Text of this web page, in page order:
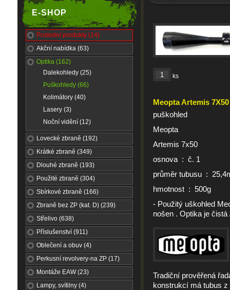
E-SHOP
Poslední produkty (14)
Akční nabídka (63)
Optika (162)
Dalekohledy (25)
Puškohledy (66)
Kolimátory (40)
Lasery (3)
Noční vidění (12)
Lovecké zbraně (192)
Krátké zbraně (349)
Dlouhé zbraně (193)
Použité zbraně (304)
Sbírkové zbraně (166)
Zbraně bez ZP (kat. D) (239)
Střelivo (638)
Příslušenství (911)
Oblečení a obuv (4)
Perkusní revolvery-na ZP (17)
Montáže EAW (23)
Lampy, svítilny (4)
ks
Meopta Artemis 7X50
puškohled
Meopta
Artemis 7x50
osnova : č. 1
průměr tubusu :
hmotnost : 500g
- Použitý uškohled
nošen . Optika je čistá
Tradiční prověřená
konstrukcí má tubus